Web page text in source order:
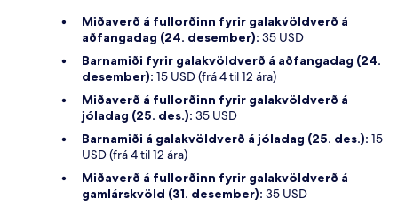
Miðaverð á fullorðinn fyrir galakvöldverð á
aðfangadag (24. desember): 35 USD
Barnamiði fyrir galakvöldverð á aðfangadag (24.
desember): 15 USD (frá 4 til 12 ára)
Miðaverð á fullorðinn fyrir galakvöldverð á
jóladag (25. des.): 35 USD
Barnamiði á galakvöldverð á jóladag (25. des.): 15
USD (frá 4 til 12 ára)
Miðaverð á fullorðinn fyrir galakvöldverð á
gamlárskvöld (31. desember): 35 USD